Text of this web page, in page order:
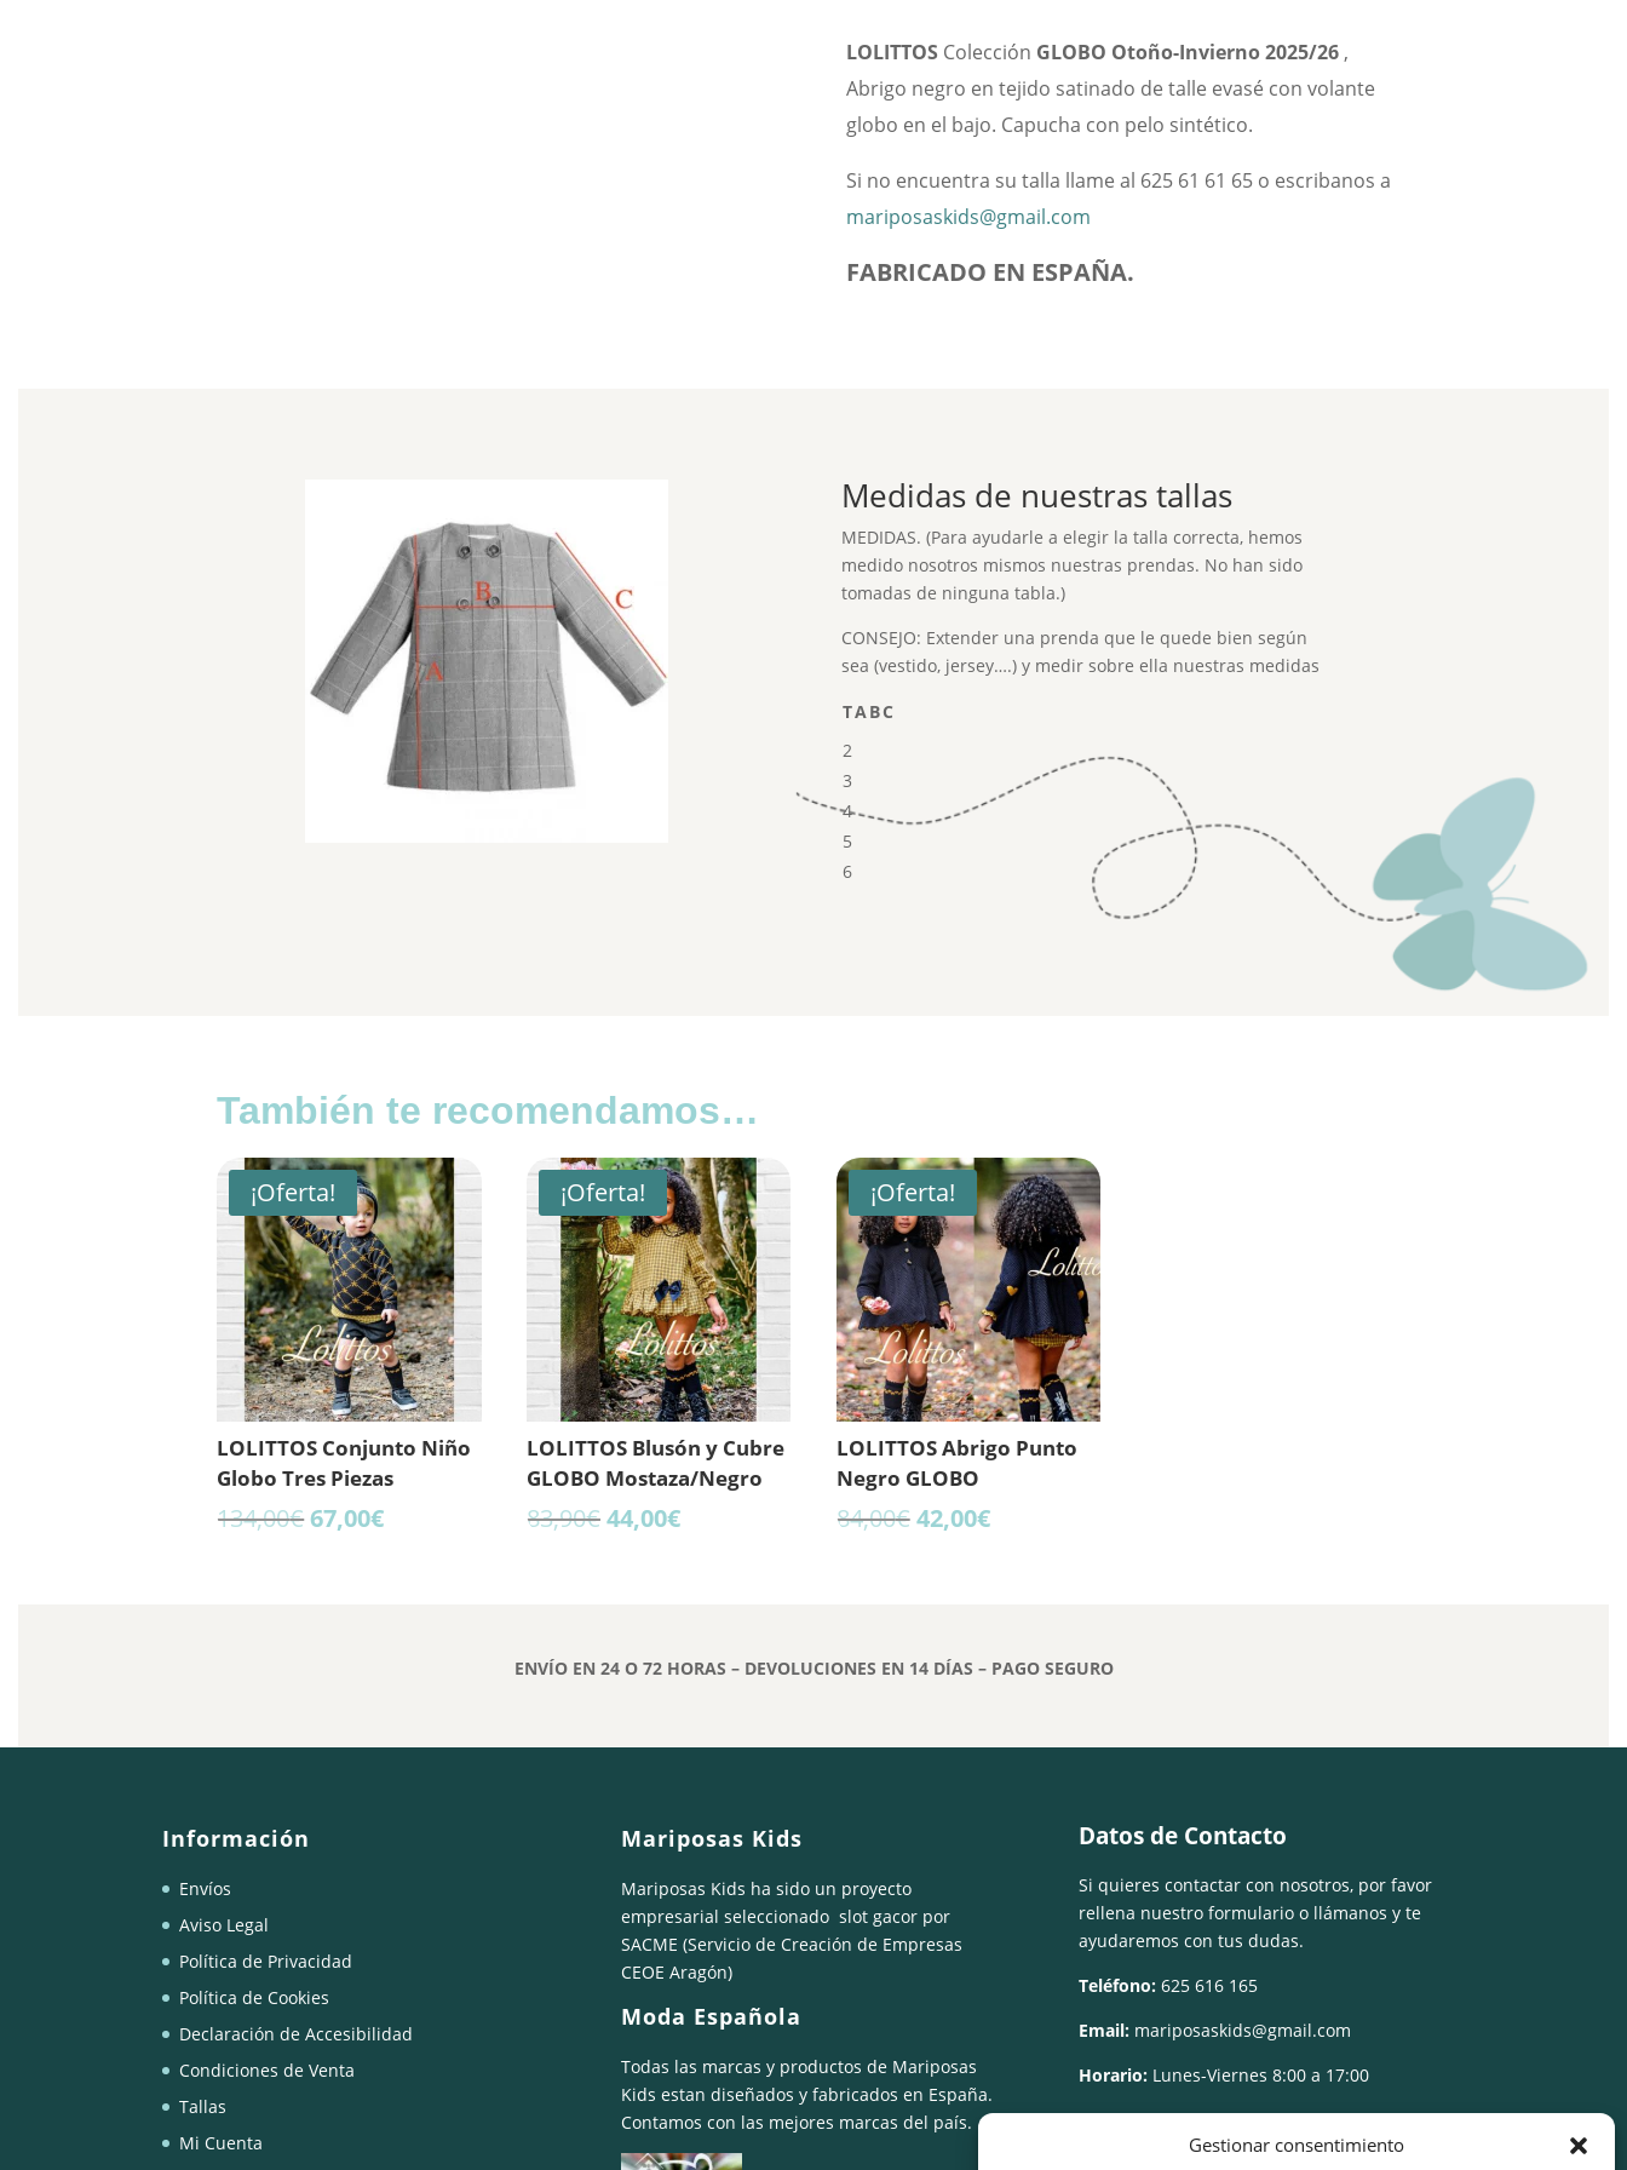
Gestionar consentimiento
LOLITTOS Colección GLOBO Otoño-Invierno 2025/26,
Abrigo negro en tejido satinado de talle evasé con volante
globo en el bajo. Capucha con pelo sintético.
Si no encuentra su talla llame al 625 61 61 65 o escribanos a
mariposaskids@gmail.com
FABRICADO EN ESPAÑA.
Medidas de nuestras tallas
MEDIDAS. (Para ayudarle a elegir la talla correcta, hemos
medido nosotros mismos nuestras prendas. No han sido
tomadas de ninguna tabla.)
CONSEJO: Extender una prenda que le quede bien según
sea (vestido, jersey….) y medir sobre ella nuestras medidas
TA BC
2
3
4
5
6
También te recomendamos…
¡Oferta!
LOLITTOS Conjunto Niño
Globo Tres Piezas
134,00€El
67,00€El
¡Oferta!
LOLITTOS Blusón y Cubre
GLOBO Mostaza/Negro
83,90€El
44,00€El
¡Oferta!
LOLITTOS Abrigo Punto
Negro GLOBO
84,00€El
42,00€El
ENVÍO EN 24 O 72 HORAS – DEVOLUCIONES EN 14 DÍAS – PAGO SEGURO
Información
Envíos
Aviso Legal
Política de Privacidad
Política de Cookies
Declaración de Accesibilidad
Condiciones de Venta
Tallas
Mi Cuenta
Mariposas Kids
Mariposas Kids ha sido un proyecto
empresarial seleccionado slot gacorpor
SACME (Servicio de Creación de Empresas
CEOE Aragón)
Moda Española
Todas las marcas y productos de Mariposas
Kids estan diseñados y fabricados en España.
Contamos con las mejores marcas del país.
Datos de Contacto
Si quieres contactar con nosotros, por favor
rellena nuestro formulario o llámanos y te
ayudaremos con tus dudas.
Teléfono: 625 616 165
Email: mariposaskids@gmail.com
Horario: Lunes-Viernes 8:00 a 17:00